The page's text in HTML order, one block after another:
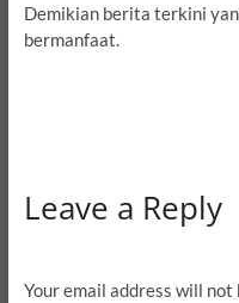
Demikian berita terkini
bermanfaat.
Leave a Reply
Your email address will not